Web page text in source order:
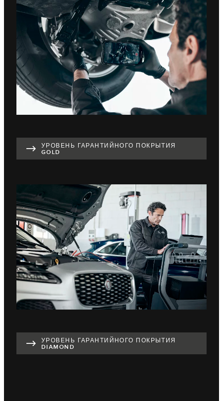
УРОВЕНЬ ГАРАНТИЙНОГО ПОКРЫТИЯ
GOLD
УРОВЕНЬ ГАРАНТИЙНОГО ПОКРЫТИЯ
DIAMOND